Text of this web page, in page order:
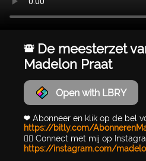
🚨 De meesterzet
Madelon Praat
Open with LBRY
❤️ Abonneer en klik op de bel
https://bitly.com/
👉🏻 Connect met mij op
https://instagram.com/